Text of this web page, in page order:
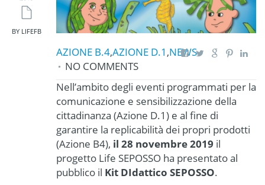
BY LIFEFB
AZIONE B.4,AZIONE D.1 ,NEWS
NO COMMENTS
Nell’ambito degli eventi programmati per la
comunicazione e sensibilizzazione della
cittadinanza (Azione D.1) e al fine di
garantire la replicabilità dei propri prodotti
(Azione B4), il 28 novembre 2019 il
progetto Life SEPOSSO ha presentato al
pubblico il Kit DIdattico SEPOSSO.